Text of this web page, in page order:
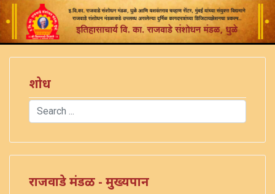
शोध
Search
राजवाडे मंडळ - मुख्यपान